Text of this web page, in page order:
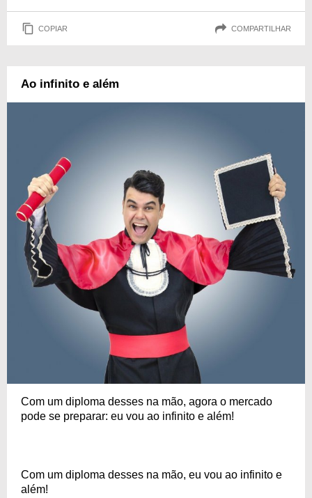
COPIAR COMPARTILHAR
Ao infinito e além
Com um diploma desses na mão, agora o mercado
pode se preparar: eu vou ao infinito e além!
Com um diploma desses na mão, eu vou ao infinito e
além!